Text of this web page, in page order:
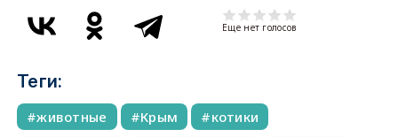
Еще нет голосов
Теги:
животные Крым
котики